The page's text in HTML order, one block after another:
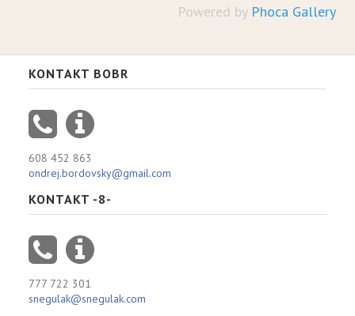
Powered by Phoca Gallery
KONTAKT BOBR
608 452 863
ondrej.bordovsky@gmail.com
KONTAKT -8-
777 722 301
snegulak@snegulak.com